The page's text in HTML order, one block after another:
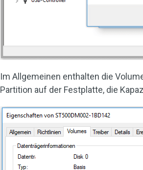
Im Allgemeinen enthalten die
Partition auf der Festplatte, die